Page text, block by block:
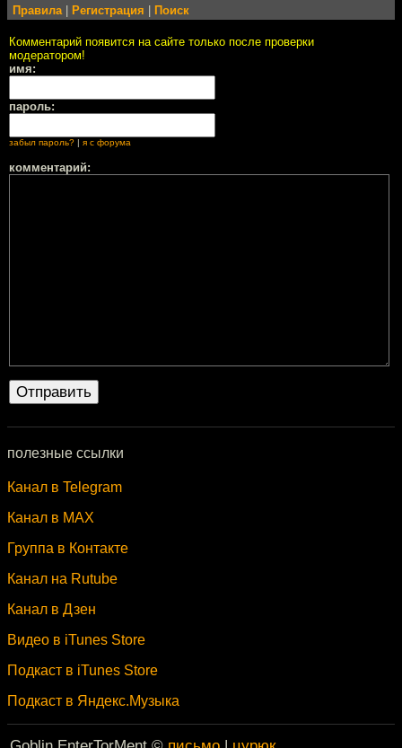
Правила| Регистрация Поиск
Комментарий появится на сайте только после проверки
модератором!
имя:
пароль:
забыл пароль? я с форума
комментарий:
полезные ссылки
Канал в Telegram
Канал в MAX
Группа в Контакте
Канал на Rutube
Канал в Дзен
Видео в iTunes Store
Подкаст в iTunes Store
Подкаст в Яндекс.Музыка